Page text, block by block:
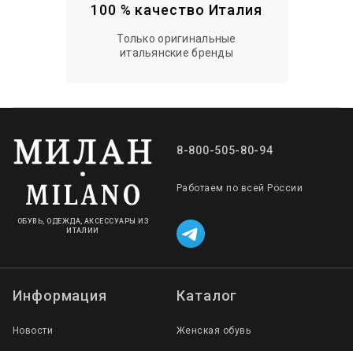
100 % качество Италия
Только оригинальные
итальянские бренды
ОБУВЬ, ОДЕЖДА, АКСЕССУАРЫ ИЗ
ИТАЛИИ
8-800-505-80-94
Работаем по всей России
Информация
Новости
Каталог
Женская обувь